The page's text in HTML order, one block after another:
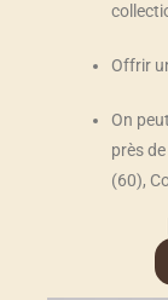
Offrir
On
près
(60),